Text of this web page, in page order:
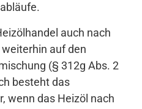
auch nach
auf den
(§ 312g Abs. 2
besteht das
wenn das Heizöl nach